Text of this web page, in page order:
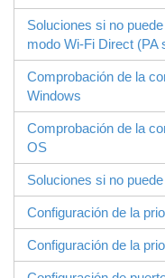
Soluciones si no
modo Wi-Fi Direct (PA
Comprobación de la
Windows
Comprobación de la
OS
Soluciones si no
Configuración de la
Configuración de la